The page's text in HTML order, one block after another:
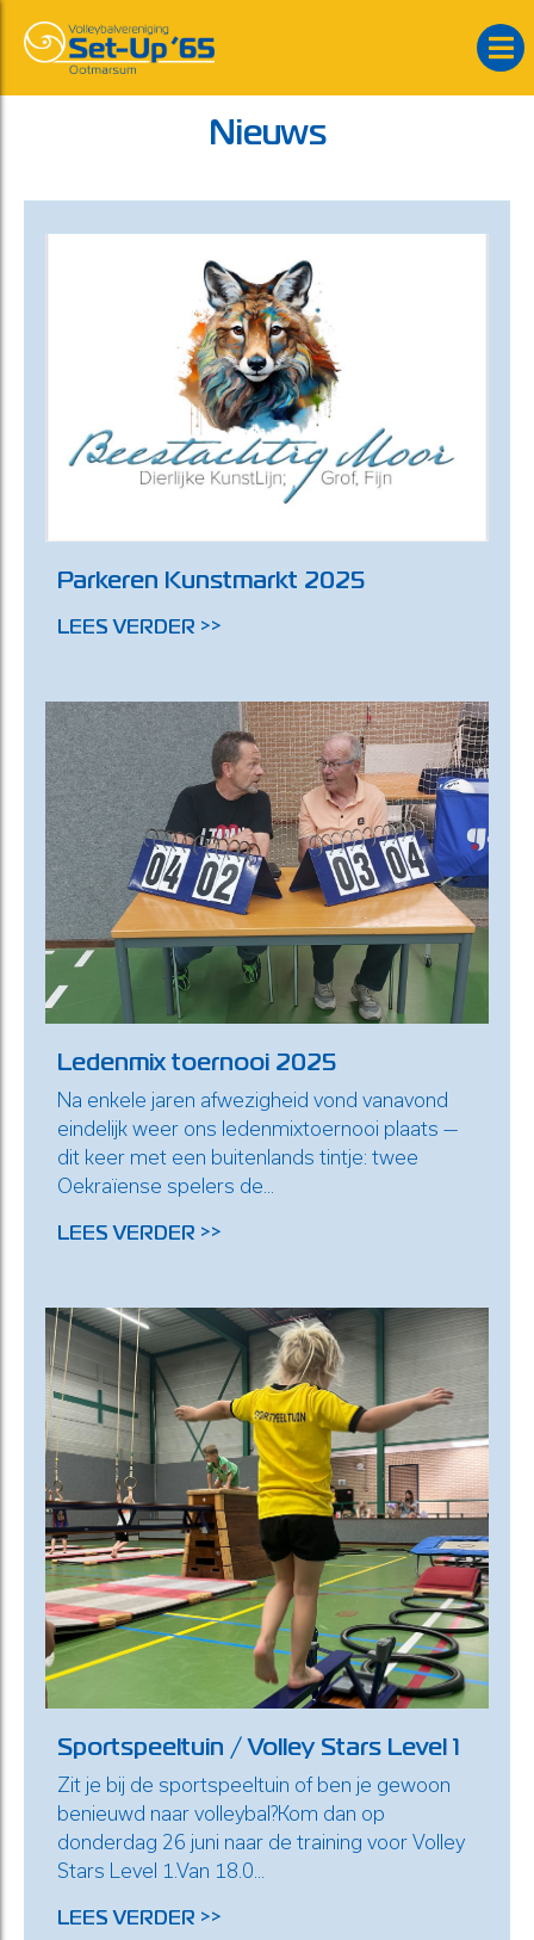
Nieuws
Parkeren Kunstmarkt 2025
LEES VERDER >>
Ledenmix toernooi 2025
Na enkele jaren afwezigheid vond vanavond
eindelijk weer ons ledenmixtoernooi plaats —
dit keer met een buitenlands tintje: twee
Oekraïense spelers de...
LEES VERDER >>
Sportspeeltuin / Volley Stars Level 1
Zit je bij de sportspeeltuin of ben je gewoon
benieuwd naar volleybal?Kom dan op
donderdag 26 juni naar de training voor Volley
Stars Level 1.Van 18.0...
LEES VERDER >>